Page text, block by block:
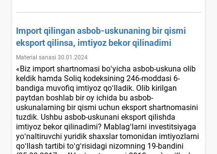
Import qilingan asbob-uskunaning bir qismi
eksport qilinsa, imtiyoz bekor qilinadimi
Material sanasi 30.01.2024
«Biz import shartnomasi boʻyicha asbob-uskuna olib
keldik hamda Soliq kodeksining 246-moddasi 6-
bandiga muvofiq imtiyoz qoʻlladik. Olib kirilgan
paytdan boshlab bir oy ichida bu asbob-
uskunalarning bir qismi uchun eksport shartnomasini
tuzdik. Ushbu asbob-uskunani eksport qilishda
imtiyoz bekor qilinadimi? Mablagʻlarni investitsiyaga
yoʻnaltiruvchi yuridik shaхslar tomonidan imtiyozlarni
qoʻllash tartibi toʻgʻrisidagi nizomning 19-bandini